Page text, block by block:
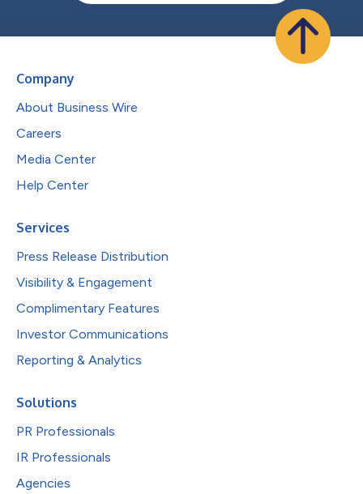
Company
About Business Wire
Careers
Media Center
Help Center
Services
Press Release Distribution
Visibility & Engagement
Complimentary Features
Investor Communications
Reporting & Analytics
Solutions
PR Professionals
IR Professionals
Agencies